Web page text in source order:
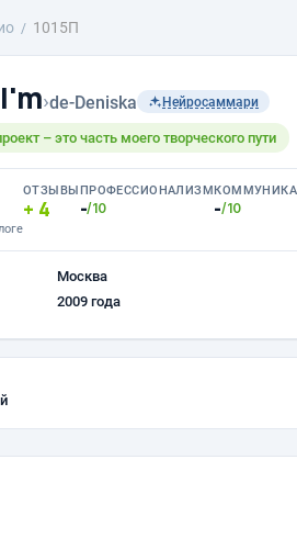
1015П
›de-Deniska Нейросаммари
– это часть моего творческого пути
ОТЗЫВЫ
4
ПРОФЕССИОНАЛИЗМ
-/10 -/10
Москва
2009 года